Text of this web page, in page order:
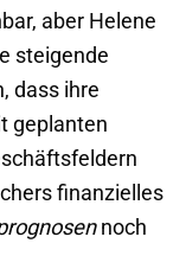
aber Helene
steigende
dass ihre
geplanten
finanzielles
noch